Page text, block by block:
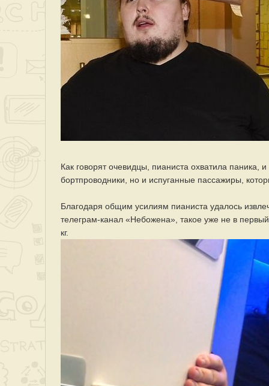
Как говорят очевидцы, пианиста охватила
бортпроводники, но и испуганные пассажиры,
Благодаря общим усилиям пианиста удалось
телеграм-канал «Небожена», такое уже не в
кг.